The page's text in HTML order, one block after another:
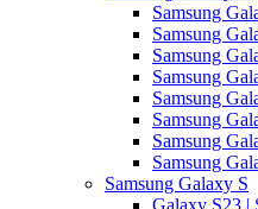
Samsung
Samsung
Samsung
Samsung
Samsung
Samsung
Samsung
Samsung
Samsung Galaxy S